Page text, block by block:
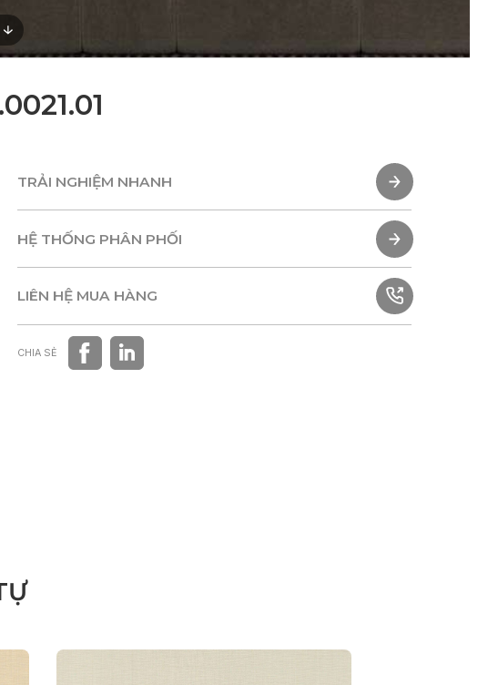
TRẢI NGHIỆM NHANH
TRẢI NGHIỆM NHANH
HỆ THỐNG PHÂN PHỐI
HỆ THỐNG PHÂN PHỐI
LIÊN HỆ MUA HÀNG
LIÊN HỆ MUA HÀNG
CHIA SẺ
Ự